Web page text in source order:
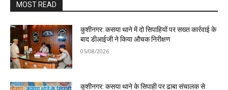
MOST READ
कुशीनगर: कसया थाने में दो सिपाहियों पर सख्त कार्रवाई के
बाद डीआईजी ने किया औचक निरीक्षण
05/08/2026
कुशीनगर: कसया थाने के सिपाही पर ढाबा संचालक से